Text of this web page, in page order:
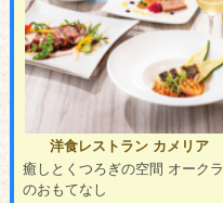
洋食レストラン カメリア
癒しとくつろぎの空間 オークラ
のおもてなし